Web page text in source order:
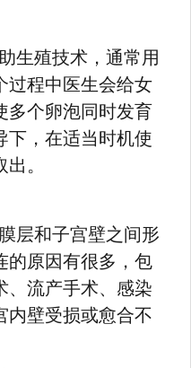
生殖技术，通常用
过程中医生会给女
多个卵泡同时发育
下，在适当时机使
。
层和子宫壁之间形
的原因有很多，包
、流产手术、感染
内壁受损或愈合不